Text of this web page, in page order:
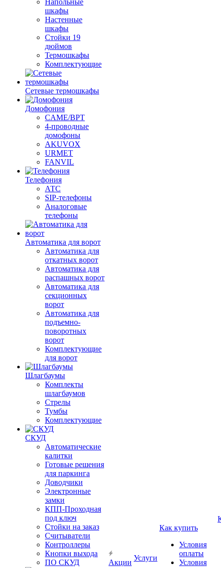
Напольные
шкафы
Настенные
шкафы
Стойки 19
дюймов
Термошкафы
Комплектующие
Сетевые термошкафы
Домофония
CAME/BPT
4-проводные
домофоны
AKUVOX
URMET
FANVIL
Телефония
АТС
SIP-телефоны
Аналоговые
телефоны
Автоматика для ворот
Автоматика для
откатных ворот
Автоматика для
распашных ворот
Автоматика для
секционных
ворот
Автоматика для
подъемно-
поворотных
ворот
Комплектующие
для ворот
Шлагбаумы
Комплекты
шлагбаумов
Стрелы
Тумбы
Комплектующие
СКУД
Автоматические
калитки
Готовые решения
для паркинга
Доводчики
Электронные
замки
КПП-Проходная
под ключ
Стойки на заказ
Считыватели
Контроллеры
Кнопки выхода
ПО СКУД
Акции
Услуги
Как купить
Условия
оплаты
Условия